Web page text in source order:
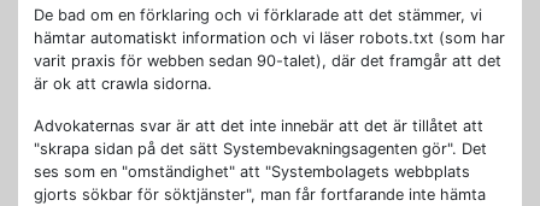
De bad om en förklaring och vi förklarade att det stämmer, vi
hämtar automatiskt information och vi läser robots.txt (som har
varit praxis för webben sedan 90-talet), där det framgår att det
är ok att crawla sidorna.
Advokaternas svar är att det inte innebär att det är tillåtet att
"skrapa sidan på det sätt Systembevakningsagenten gör". Det
ses som en "omständighet" att "Systembolagets webbplats
gjorts sökbar för söktjänster", man får fortfarande inte hämta